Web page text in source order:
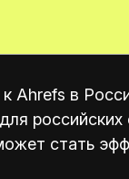
Ahrefs в
стать